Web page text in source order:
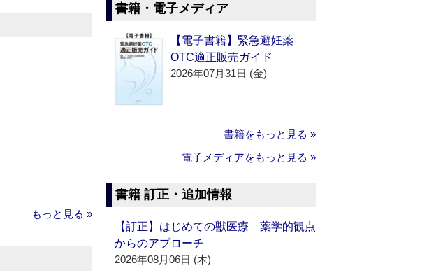
もっと見る »
書籍・電子メディア
【電子書籍】緊急避妊薬
OTC適正販売ガイド
2026年07月31日 (金)
書籍をもっと見る »
電子メディアをもっと見る »
書籍 訂正・追加情報
【訂正】はじめての獣医療 薬学的観点
からのアプローチ
2026年08月06日 (木)